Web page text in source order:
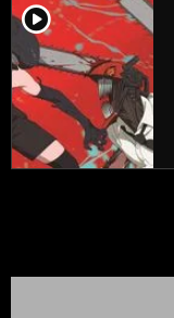
player2